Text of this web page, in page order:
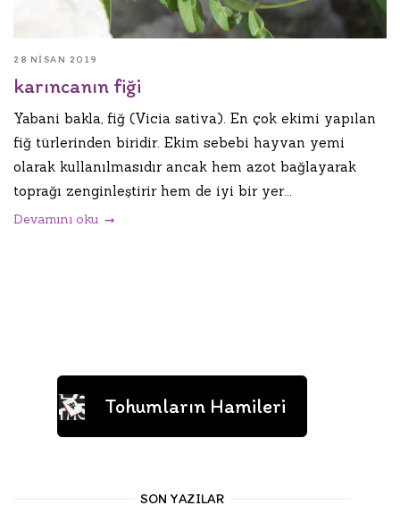
28 NISAN 2019
karıncanın fiği
Yabani bakla, fiğ (Vicia sativa). En çok ekimi yapılan
fiğ türlerinden biridir. Ekim sebebi hayvan yemi
olarak kullanılmasıdır ancak hem azot bağlayarak
toprağı zenginleştirir hem de iyi bir yer...
Devamını oku
Tohumların Hamileri
SON YAZILAR